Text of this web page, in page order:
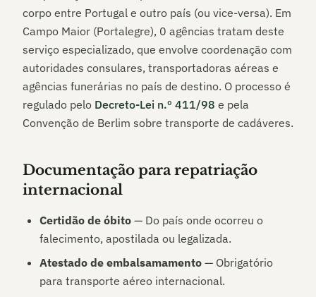
corpo entre Portugal e outro país (ou vice-versa). Em
Campo Maior (Portalegre), 0 agências tratam deste
serviço especializado, que envolve coordenação com
autoridades consulares, transportadoras aéreas e
agências funerárias no país de destino. O processo é
regulado pelo Decreto-Lei n.º 411/98 e pela
Convenção de Berlim sobre transporte de cadáveres.
Documentação para repatriação
internacional
Certidão de óbito — Do país onde ocorreu o
falecimento, apostilada ou legalizada.
Atestado de embalsamamento — Obrigatório
para transporte aéreo internacional.